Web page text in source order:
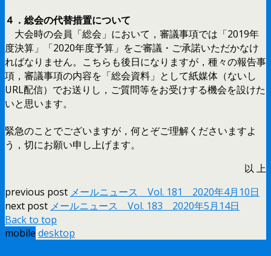
４．総会の代替措置について
大会時の会員「総会」において，審議事項では「2019年
度決算」「2020年度予算」をご審議・ご承諾いただかなけ
ればなりません。こちらも後日になりますが，種々の報告事
項，審議事項の内容を「総会資料」として紙媒体（ないし
URL配信）でお送りし，ご質問等をお受けする機会を設けた
いと思います。
緊急のことでございますが，何とぞご理解くださいますよ
う，切にお願い申し上げます。
以 上
previous post メールニュース Vol. 181 2020年4月10日
next post メールニュース Vol. 183 2020年5月14日
Back to top
mobile desktop